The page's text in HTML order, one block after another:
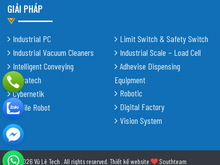
GIẢI PHÁP
Industrial PC
Industrial Vacuum Cleaners
Intelligent Conveying
Shiratech
Cybernetik
Mobile Robot
Limit Switch & Safety Switch
Industrial Scale – Load Cell
Adhevise Dispensing
Equipment
Robotic
Digital Factory
Vision System
© 2026 Vũ Lê Tech . All rights reserved. Thiết kế website Southteam